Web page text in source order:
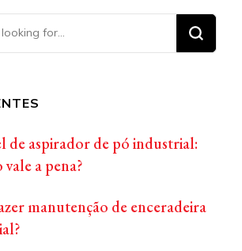
de aspirador de pó industrial:
a pena?
manutenção de enceradeira